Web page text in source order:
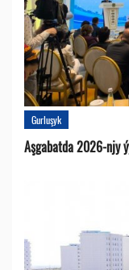
Gurluşyk
Aşgabatda 2026-njy